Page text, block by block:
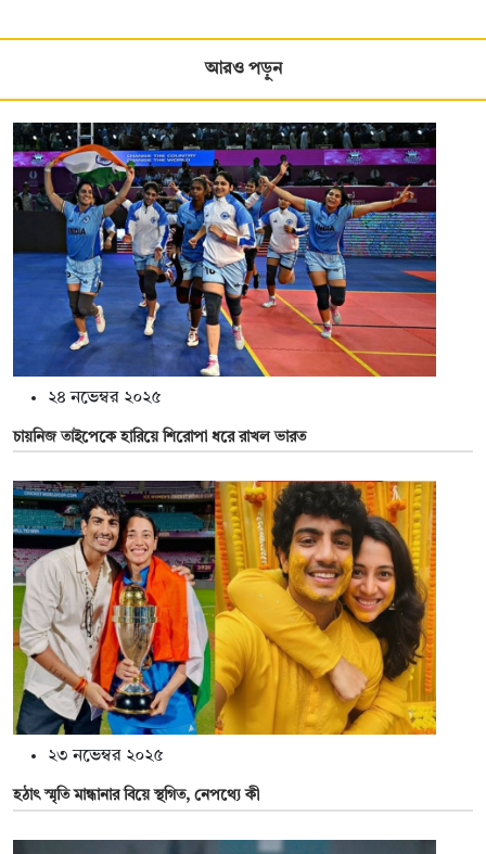
আরও পড়ুন
২৪ নভেম্বর ২০২৫
চায়নিজ তাইপেকে হারিয়ে শিরোপা ধরে রাখল ভারত
২৩ নভেম্বর ২০২৫
হঠাৎ স্মৃতি মান্ধানার বিয়ে স্থগিত, নেপথ্যে কী